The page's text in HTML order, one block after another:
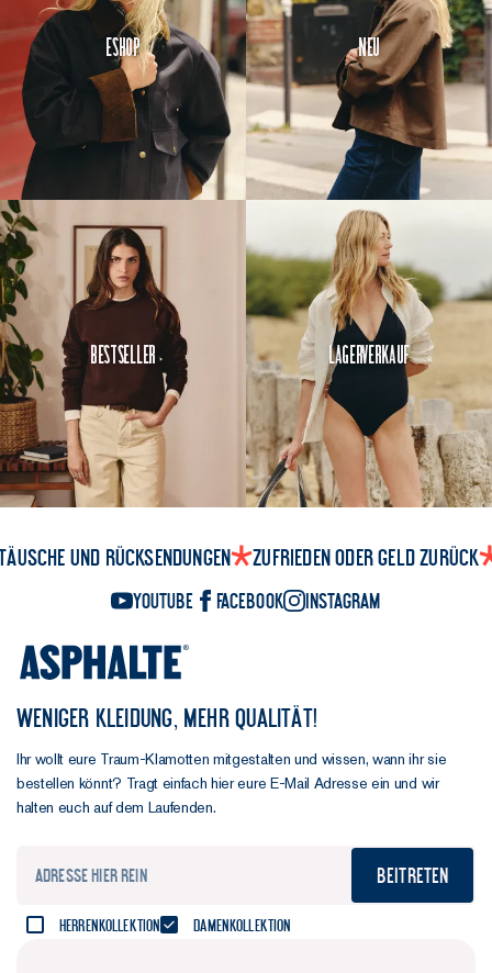
Eshop Neu
Bestseller Lagerverkauf
und Rücksendungen Zufrieden oder Geld zurück
YouTube Facebook Instagram
WENIGER KLEIDUNG, MEHR QUALITÄT!
Ihr wollt eure Traum-Klamotten mitgestalten und wissen, wann ihr sie
bestellen könnt? Tragt einfach hier eure E-Mail Adresse ein und wir
halten euch auf dem Laufenden.
Beitreten
Herrenkollektion Damenkollektion